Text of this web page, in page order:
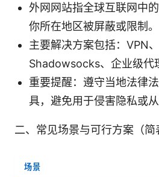
外网网站指全球互联网中
你所在地区被屏蔽或限制。
主要解决方案包括：VPN
Shadowsocks、企业级代
重要提醒：遵守当地法律
具，避免用于侵害隐私或从
二、常见场景与可行方案（简
场景